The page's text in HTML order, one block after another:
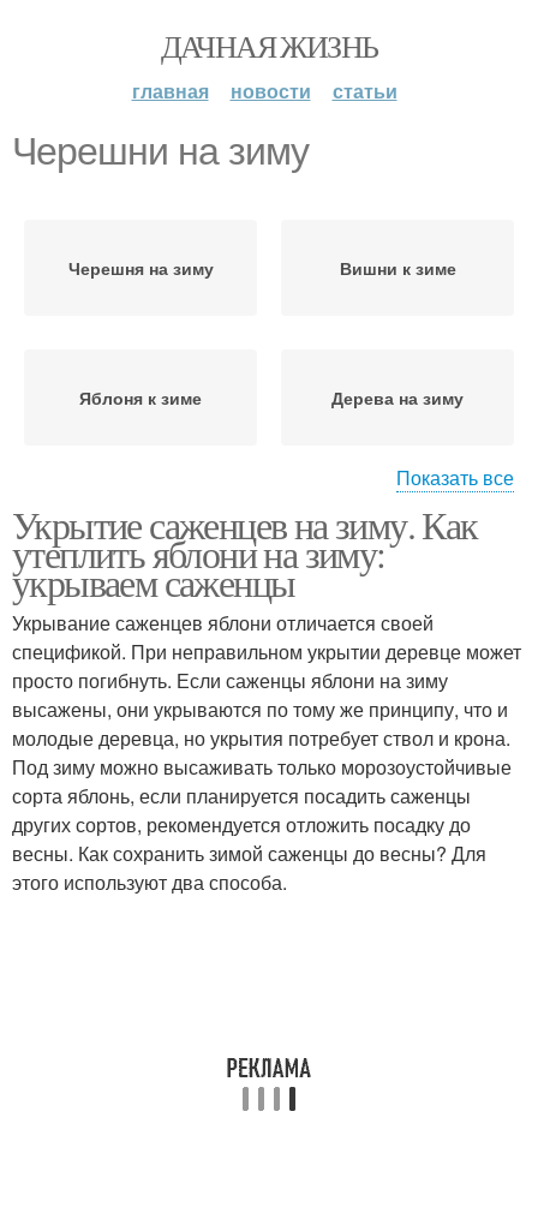
ДАЧНАЯ ЖИЗНЬ
главная новости статьи
Черешни на зиму
Черешня на зиму Вишни к зиме
Яблоня к зиме Дерева на зиму
Дерева в зиму Яблоня на зиму
Дерева к зиме Сад к зиме
Саженцы на зиму Культуры на зиму
Показать все
Укрытие саженцев на зиму. Как
утеплить яблони на зиму:
укрываем саженцы
Укрывание саженцев яблони отличается своей
спецификой. При неправильном укрытии деревце может
просто погибнуть. Если саженцы яблони на зиму
высажены, они укрываются по тому же принципу, что и
молодые деревца, но укрытия потребует ствол и крона.
Под зиму можно высаживать только морозоустойчивые
сорта яблонь, если планируется посадить саженцы
других сортов, рекомендуется отложить посадку до
весны. Как сохранить зимой саженцы до весны? Для
этого используют два способа.